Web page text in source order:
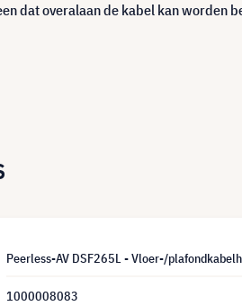
dat overalaan de kabel kan worden
Peerless-AV DSF265L - Vloer-/
1000008083